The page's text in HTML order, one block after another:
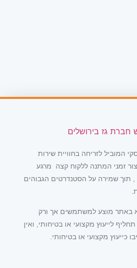
המוביל לזריחה בחוויית שירות
זמני המתנה ללקוח קצה מרגע
תוך שמירה על הסטנדרטים הגבוהים
באתר מוצע למשתמשים אך ורק
לייעוץ מקצועי או בטיחותי, ואין
כייעוץ מקצועי או בטיחותי.